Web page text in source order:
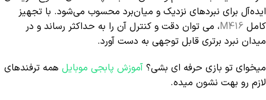
ایده‌آل برای نبردهای نزدیک و میان‌برد محسوب می‌شود. با تجهیز
کامل M416، می توان دقت و کنترل آن را به حداکثر رساند و در
میدان نبرد برتری قابل توجهی به دست آورد.
میخوای تو بازی حرفه ای بشی؟ آموزش پابجی موبایل همه ترفندهای
لازم رو بهت نشون میده.